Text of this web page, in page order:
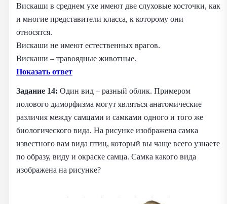
Вискаши в среднем ухе имеют две слуховые косточки, как
и многие представители класса, к которому они
относятся.
Вискаши не имеют естественных врагов.
Вискаши – травоядные животные.
Показать ответ
Задание 14: Один вид – разный облик. Примером
полового диморфизма могут являться анатомические
различия между самцами и самками одного и того же
биологического вида. На рисунке изображена самка
известного вам вида птиц, который вы чаще всего узнаете
по образу, виду и окраске самца. Самка какого вида
изображена на рисунке?